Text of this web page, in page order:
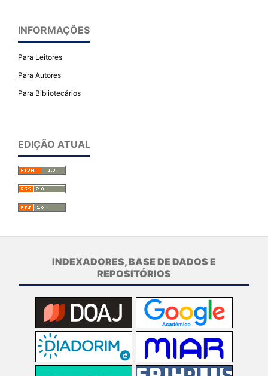
INFORMAÇÕES
Para Leitores
Para Autores
Para Bibliotecários
EDIÇÃO ATUAL
INDEXADORES, BASE DE DADOS E
REPOSITÓRIOS